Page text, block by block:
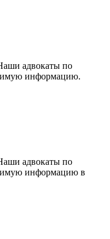
адвокаты по
информацию.
адвокаты по
информацию в